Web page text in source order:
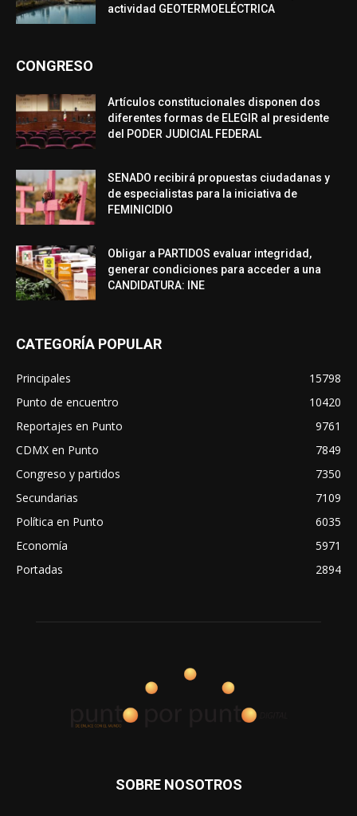
actividad GEOTERMOELÉCTRICA
CONGRESO
Artículos constitucionales disponen dos
diferentes formas de ELEGIR al presidente
del PODER JUDICIAL FEDERAL
SENADO recibirá propuestas ciudadanas y
de especialistas para la iniciativa de
FEMINICIDIO
Obligar a PARTIDOS evaluar integridad,
generar condiciones para acceder a una
CANDIDATURA: INE
CATEGORÍA POPULAR
Principales
15798
Punto de encuentro
10420
Reportajes en Punto
9761
CDMX en Punto
7849
Congreso y partidos
7350
Secundarias
7109
Política en Punto
6035
Economía
5971
Portadas
2894
SOBRE NOSOTROS